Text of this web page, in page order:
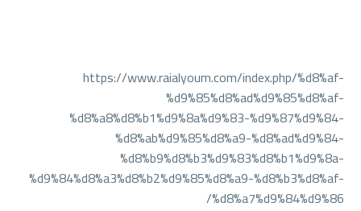
https://www.raialyoum.com/index.php/%d8%af-
%d9%85%d8%ad%d9%85%d8%af-
%d8%a8%d8%b1%d9%8a%d9%83-%d9%87%d9%84-
%d8%ab%d9%85%d8%a9-%d8%ad%d9%84-
%d8%b9%d8%b3%d9%83%d8%b1%d9%8a-
%d9%84%d8%a3%d8%b2%d9%85%d8%a9-%d8%b3%d8%af-
%d8%a7%d9%84%d9%86/